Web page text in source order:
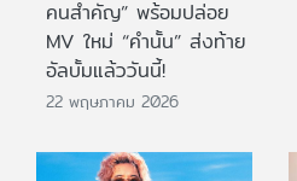
คนสำคัญ” พร้อมปล่อย
MV ใหม่ “คำนั้น” ส่งท้าย
อัลบั้มแล้ววันนี้!
22 พฤษภาคม 2026